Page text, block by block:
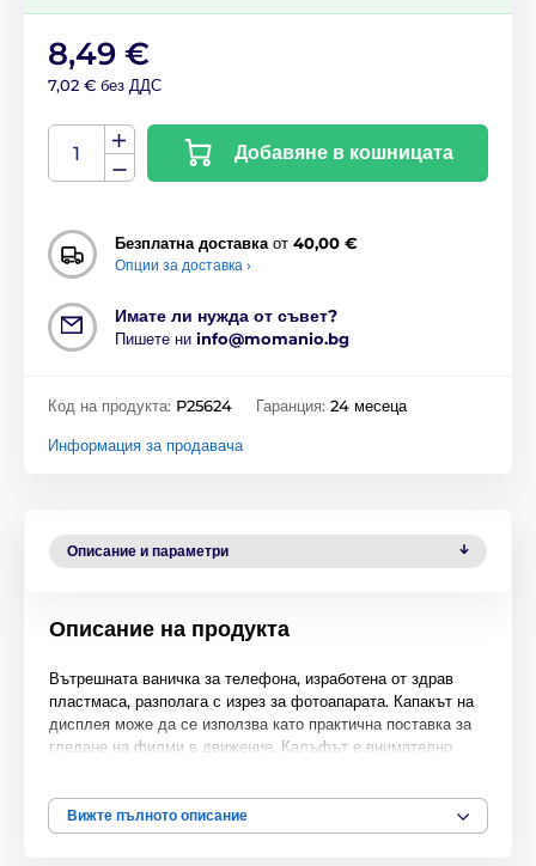
8,49 €
7,02 € без ДДС
Добавяне в кошницата
Безплатна доставкаот 40,00 €
Опции за доставка ›
Имате ли нужда от съвет?
Пишете ни info@momanio.bg
Код на продукта: P25624 Гаранция: 24 месеца
Информация за продавача
Описание и параметри
Описание на продукта
Вътрешната ваничка за телефона, изработена от здрав
пластмаса, разполага с изрез за фотоапарата. Капакът на
дисплея може да се използва като практична поставка за
гледане на филми в движение. Калъфът е внимателно
дори при затворен капак.
Вижте пълното описание